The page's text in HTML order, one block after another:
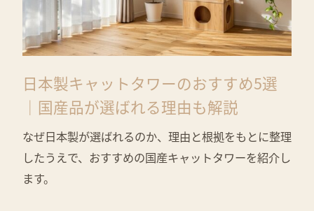
日本製キャットタワーのおすすめ5選
｜国産品が選ばれる理由も解説
なぜ日本製が選ばれるのか、理由と根拠をもとに整理
したうえで、おすすめの国産キャットタワーを紹介し
ます。